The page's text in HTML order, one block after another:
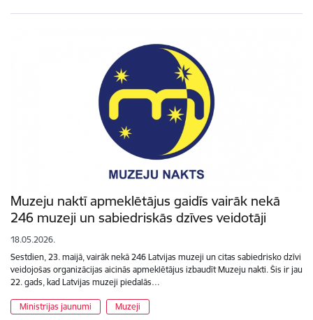
Muzeju naktī apmeklētājus gaidīs vairāk nekā
246 muzeji un sabiedriskās dzīves veidotāji
18.05.2026.
Sestdien, 23. maijā, vairāk nekā 246 Latvijas muzeji un citas sabiedrisko dzīvi
veidojošas organizācijas aicinās apmeklētājus izbaudīt Muzeju nakti. Šis ir jau
22. gads, kad Latvijas muzeji piedalās…
Ministrijas jaunumi Muzeji